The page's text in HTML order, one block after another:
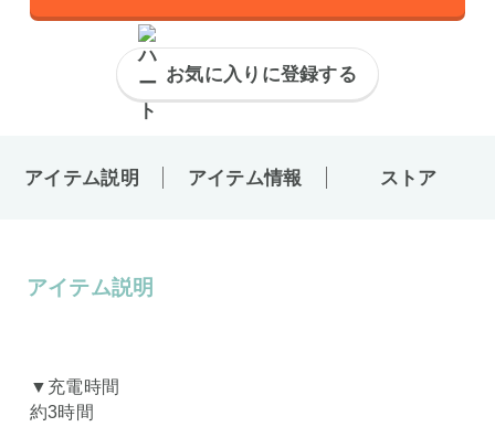
お気に入りに登録する
アイテム説明 アイテム情報 ストア
アイテム説明
▼充電時間
約3時間